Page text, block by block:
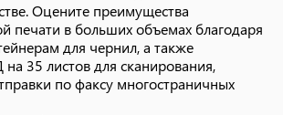
Оцените преимущества
печати в больших объемах благодаря
для чернил, а также
35 листов для сканирования,
по факсу многостраничных